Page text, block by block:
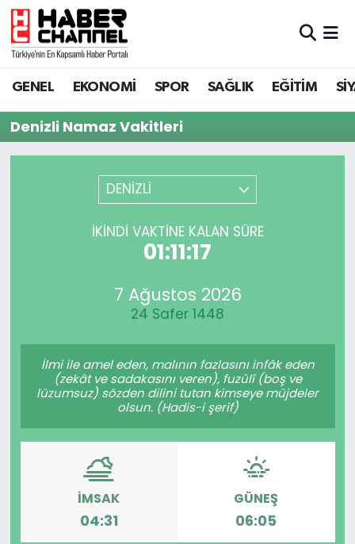
GENEL EKONOMİ SPOR SAĞLIK EĞİTİM
Denizli Namaz Vakitleri
DENİZLİ
İKINDI VAKTINE KALAN SÜRE
01:11:17
7 Ağustos 2026
24 Safer 1448
İlmi ile amel eden, malının fazlasını infâk eden
(zekât ve sadakasını veren), fuzûlî (boş ve
lüzumsuz) sözden dilini tutan kimseye müjdeler
olsun. (Hadis-i şerif)
İMSAK
04:31
GÜNEŞ
06:05
GENEL
SPOR
Nöbetçi Eczaneler
Trafik Durumu
Süper Lig Puan Durumu ve Fikstür
Tüm Manşetler
Son Dakika Haberleri
Haber Arşivi